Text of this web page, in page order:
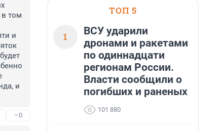
в том
и
и
–0
ТОП 5
1
ВСУ ударили
дронами и ракетами
по одиннадцати
регионам России.
Власти сообщили о
погибших и раненых
101 880